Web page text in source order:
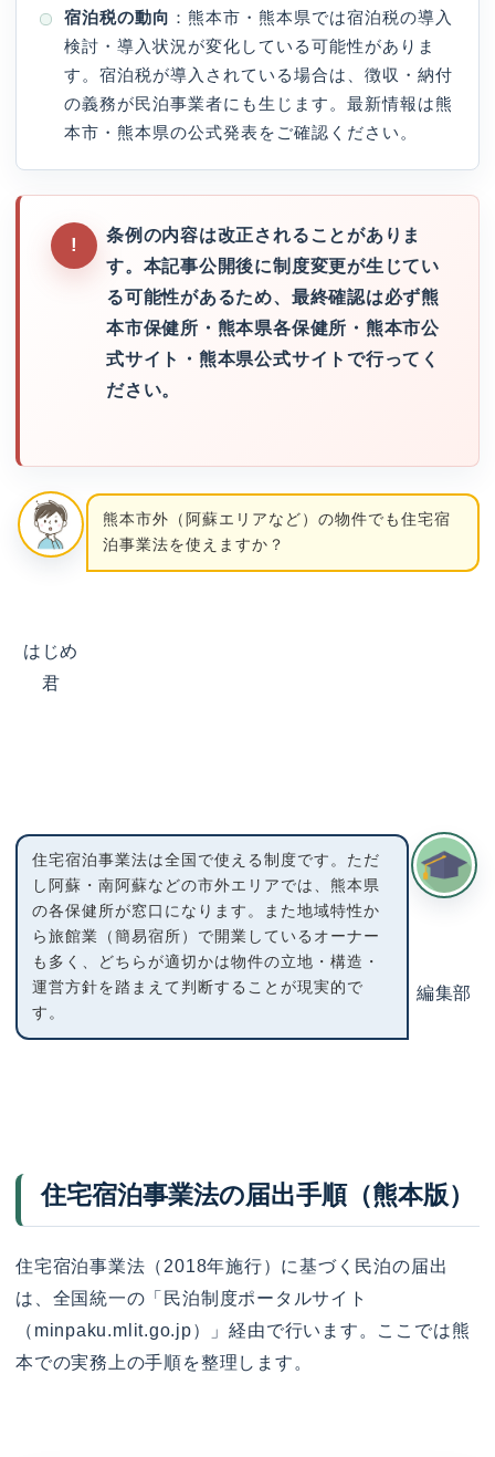
宿泊税の動向 ：熊本市・熊本県では宿泊税の導入
検討・導入状況が変化している可能性がありま
す。宿泊税が導入されている場合は、徴収・納付
の義務が民泊事業者にも生じます。最新情報は熊
本市・熊本県の公式発表をご確認ください。
条例の内容は改正されることがありま
す。本記事公開後に制度変更が生じてい
る可能性があるため、最終確認は必ず熊
本市保健所・熊本県各保健所・熊本市公
式サイト・熊本県公式サイトで行ってく
ださい。
はじめ
君
熊本市外（阿蘇エリアなど）の物件でも住宅宿
泊事業法を使えますか？
編集部
住宅宿泊事業法は全国で使える制度です。ただ
し阿蘇・南阿蘇などの市外エリアでは、熊本県
の各保健所が窓口になります。また地域特性か
ら旅館業（簡易宿所）で開業しているオーナー
も多く、どちらが適切かは物件の立地・構造・
運営方針を踏まえて判断することが現実的で
す。
住宅宿泊事業法の届出手順（熊本版）
住宅宿泊事業法（2018年施行）に基づく民泊の届出
は、全国統一の「民泊制度ポータルサイト
（minpaku.mlit.go.jp）」経由で行います。ここでは熊
本での実務上の手順を整理します。